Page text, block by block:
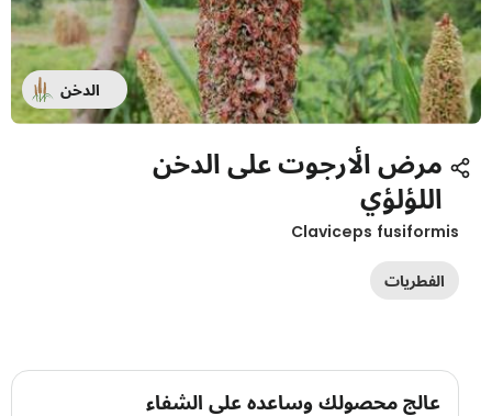
الدخن
مرض الأرجوت على الدخن
اللؤلؤي
Claviceps
الفطريات
عالج محصولك وساعده على الشفاء